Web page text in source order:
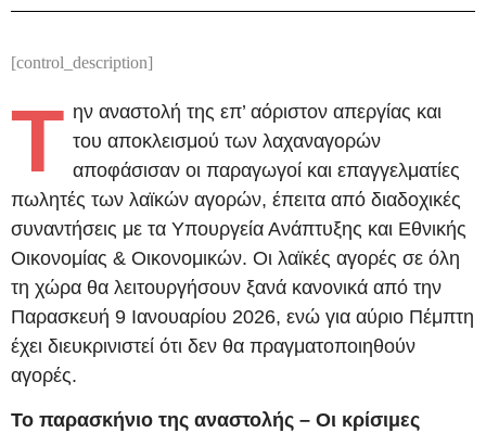
[control_description]
Τ ην αναστολή της επ’ αόριστον απεργίας και
του αποκλεισμού των λαχαναγορών
αποφάσισαν οι παραγωγοί και επαγγελματίες
πωλητές των λαϊκών αγορών, έπειτα από διαδοχικές
συναντήσεις με τα Υπουργεία Ανάπτυξης και Εθνικής
Οικονομίας & Οικονομικών. Οι λαϊκές αγορές σε όλη
τη χώρα θα λειτουργήσουν ξανά κανονικά από την
Παρασκευή 9 Ιανουαρίου 2026, ενώ για αύριο Πέμπτη
έχει διευκρινιστεί ότι δεν θα πραγματοποιηθούν
αγορές.
Το παρασκήνιο της αναστολής – Οι κρίσιμες